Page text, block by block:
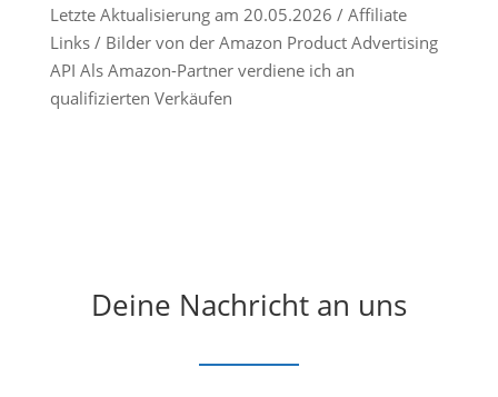
Letzte Aktualisierung am 20.05.2026 / Affiliate
Links / Bilder von der Amazon Product Advertising
API Als Amazon-Partner verdiene ich an
qualifizierten Verkäufen
Deine Nachricht an uns